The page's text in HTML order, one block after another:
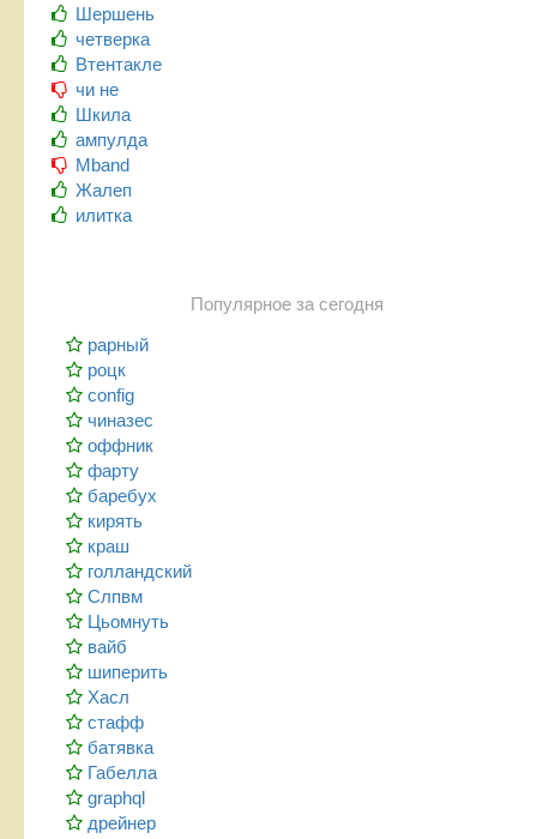
Шершень
четверка
Втентакле
чи не
Шкила
ампулда
Mband
Жалеп
илитка
Популярное за сегодня
рарный
роцк
config
чиназес
оффник
фарту
баребух
кирять
краш
голландский
Слпвм
Цьомнуть
вайб
шиперить
Хасл
стафф
батявка
Габелла
graphql
дрейнер